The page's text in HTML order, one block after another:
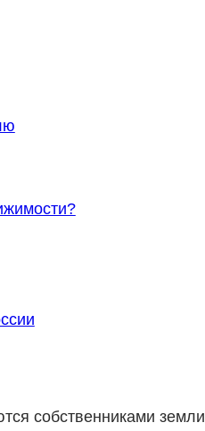
собственниками земли